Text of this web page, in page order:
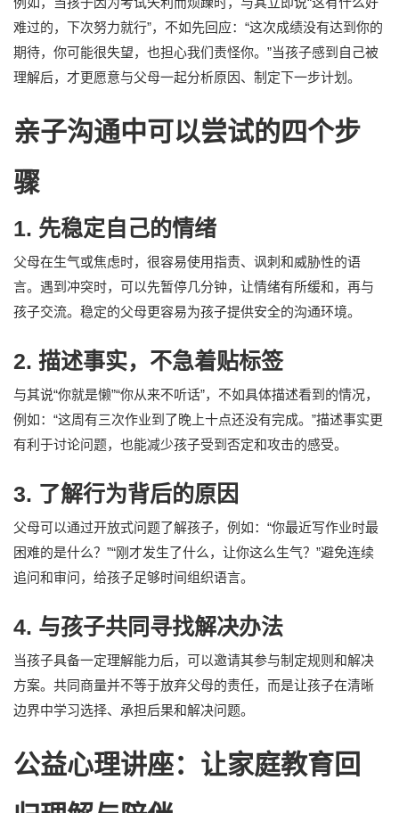
难过的，下次努力就行”，不如先回应：“这次成绩没有达到你的
期待，你可能很失望，也担心我们责怪你。”当孩子感到自己被
理解后，才更愿意与父母一起分析原因、制定下一步计划。
亲子沟通中可以尝试的四个步
骤
1. 先稳定自己的情绪
父母在生气或焦虑时，很容易使用指责、讽刺和威胁性的语
言。遇到冲突时，可以先暂停几分钟，让情绪有所缓和，再与
孩子交流。稳定的父母更容易为孩子提供安全的沟通环境。
2. 描述事实，不急着贴标签
与其说“你就是懒”“你从来不听话”，不如具体描述看到的情况，
例如：“这周有三次作业到了晚上十点还没有完成。”描述事实更
有利于讨论问题，也能减少孩子受到否定和攻击的感受。
3. 了解行为背后的原因
父母可以通过开放式问题了解孩子，例如：“你最近写作业时最
困难的是什么？”“刚才发生了什么，让你这么生气？”避免连续
追问和审问，给孩子足够时间组织语言。
4. 与孩子共同寻找解决办法
当孩子具备一定理解能力后，可以邀请其参与制定规则和解决
方案。共同商量并不等于放弃父母的责任，而是让孩子在清晰
边界中学习选择、承担后果和解决问题。
公益心理讲座：让家庭教育回